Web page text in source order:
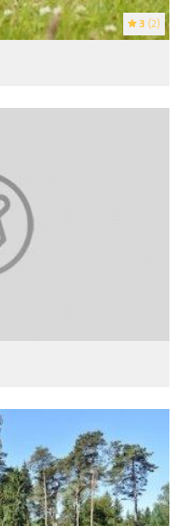
3 (2)